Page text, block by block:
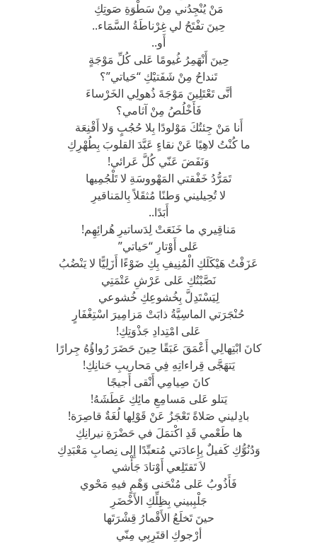
مَنْ يُنْجِدُني مِنْ سَطْوَةِ صَوتِكِ
حِينَ تفْتَحُ لي غِرْناطَةُ السَّمَاء..
أَو..
حِينَ أَنْهَمِرُ غُيومًا عَلى كُلِّ مَوْجَةٍ
تَنداحُ مِنْ شَفَتيْكِ “حَياتي”؟
أنَّى تَعْتَلِينَ مَوْجَةَ ذُهولِي الخَرْساءَ
فَأَخْلُصُ مِنْ آثامي؟
أَنا مَنْ جِئتُكَ مَوْلودًا بِلا حُجُبٍ وَلا أَقْنِعَة
ما كُنْتُ لاهِيًا عَنْ نقاءٍ عَبَّدَ القلوبَ بِطُهْرِكِ
وَنَفَضَ عَنّي كُلَّ عَرائي!
تَمَرُّدُ خَفْقتي المَهْووسَةِ لا تَلْجُمِيها
لا تُحِيليني وَطنًا مُثقَلاً بِالمَناقيرِ
أَبَدًا..
مَناقِيري ما خَنَعَتْ لِدَساتيرِ هُرائِهِم!
عَلى أَوْتارِ “حَياتي”
عَزَفْتُ هَيْكَلَكِ الْمُنِيفِ بِكِ ضَوْءًا أَزَلِيًّا لا يَنْضُبُ
نَصَّبْتُكِ عَلى عَرْشِ عَتْمَتِي
لِيَسْتَدِلَّ بِخُشوعِكِ خُشوعي
حُنْجَرَتي الماسِيَّةُ ذابَتْ مَزامِيرَ اسْتِغْفَارٍ
عَلى امْتِدادِ جَذْوَتِكِ!
كانَ ابْتِهالِي أَعْمَقَ عَبَقًا حِينَ حَضَرَ رُواؤُهُ جِرارًا
يَتهَجَّى قِراءاتِهِ فِي مَحاريبِ حَنانِكِ!
كانَ صِيامِي أَنْقى أَجيجًا
يَتلو عَلى مَسامِعِ مائِكِ عَطَشَهُ!
بادِليني صَلاةً تَعْجَزُ عَنْ قَوْلِها لُغَةٌ قاصِرَة!
ها طَعْمي قَدِ اكْتمَلَ في حَضْرَةِ نيرانِكِ
وَدُنُوُّكِ كَفيلٌ بِإِعادَتي مُتعبِّدًا إِلى نِصابِ مَعْبَدِكِ
لاَ تَقتَلِعي أَوْتادَ جَأْشي
فَأَذُوبُ عَلى مُنْحَنى وَهْمٍ فيهِ مَحْوي
جَلْبِبيني بِظِلِّكِ الأَخْضَرِ
حينَ تَخلَعُ الأَقْمارُ قِشْرَتَها
أرْجوكِ اقتَرِبِي مِنّي